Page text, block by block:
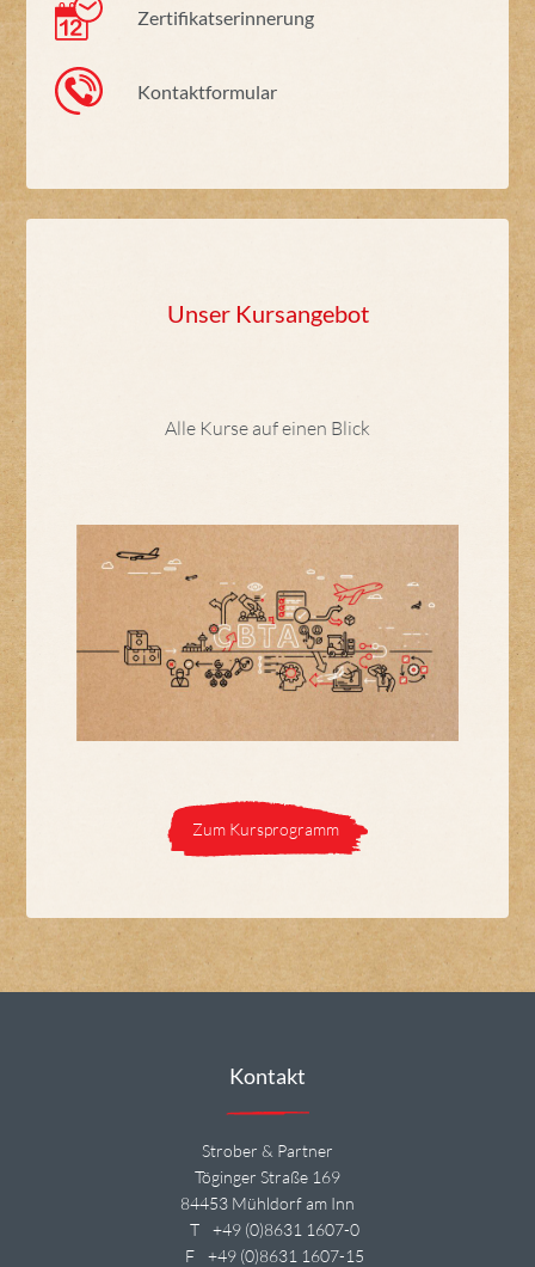
Zertifikatserinnerung
Kontaktformular
Unser Kursangebot
Alle Kurse auf einen Blick
Zum Kursprogramm
Kontakt
Strober & Partner
Töginger Straße 169
84453 Mühldorf am Inn
T
+49 (0)8631 1607-0
F
+49 (0)8631 1607-15